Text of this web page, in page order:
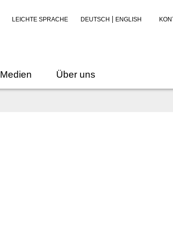
LEICHTE SPRACHE DEUTSCH ENGLISH
Medien Über uns